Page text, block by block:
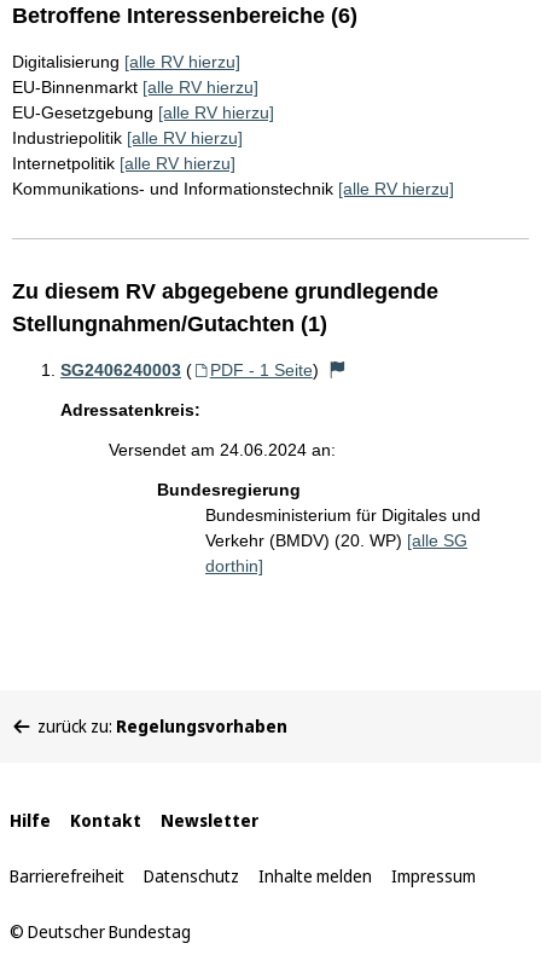
Betroffene Interessenbereiche (6)
Digitalisierung [alle RV hierzu]
EU-Binnenmarkt [alle RV hierzu]
EU-Gesetzgebung [alle RV hierzu]
Industriepolitik [alle RV hierzu]
Internetpolitik [alle RV hierzu]
Kommunikations- und Informationstechnik [alle RV hierzu]
Zu diesem RV abgegebene grundlegende
Stellungnahmen/Gutachten (1)
SG2406240003 ( PDF - 1 Seite)
Adressatenkreis:
Versendet am 24.06.2024 an:
Bundesregierung
Bundesministerium für Digitales und
Verkehr (BMDV) (20. WP) [alle SG
dorthin]
befinden
zurück zu: Regelungsvorhaben
Interne
Links
Hilfe Kontakt Newsletter
Barrierefreiheit Datenschutz Inhalte melden Impressum
© Deutscher Bundestag